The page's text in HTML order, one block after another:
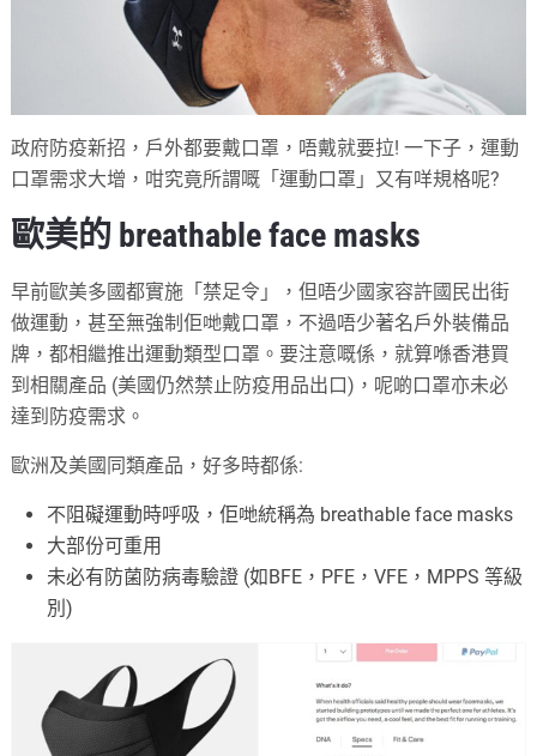
政府防疫新招，戶外都要戴口罩，唔戴就要拉! 一下子，運動
口罩需求大增，咁究竟所謂嘅「運動口罩」又有咩規格呢?
歐美的 breathable face masks
早前歐美多國都實施「禁足令」，但唔少國家容許國民出街
做運動，甚至無強制佢哋戴口罩，不過唔少著名戶外裝備品
牌，都相繼推出運動類型口罩。要注意嘅係，就算喺香港買
到相關產品 (美國仍然禁止防疫用品出口)，呢啲口罩亦未必
達到防疫需求。
歐洲及美國同類產品，好多時都係:
不阻礙運動時呼吸，佢哋統稱為 breathable face masks
大部份可重用
未必有防菌防病毒驗證 (如BFE，PFE，VFE，MPPS 等級
別)